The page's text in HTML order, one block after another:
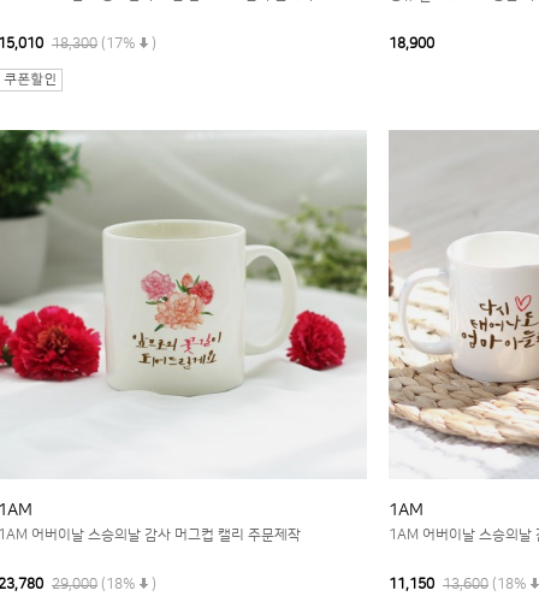
18,300 (17% ) 18,900
어버이날 스승의날 감사 머그컵 캘리 주문제작
29,000 (18% )
1AM
1AM 어버이날 스승의날
11,150 13,600 (18%